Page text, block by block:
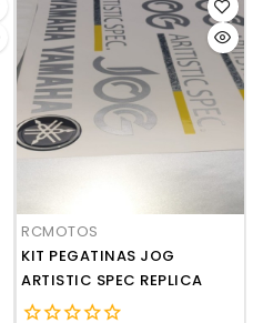
ecosolvente. Alta
resistencia, acabado
profesional y opción de
personalización.
RCMOTOS
KIT PEGATINAS JOG
ARTISTIC SPEC REPLICA